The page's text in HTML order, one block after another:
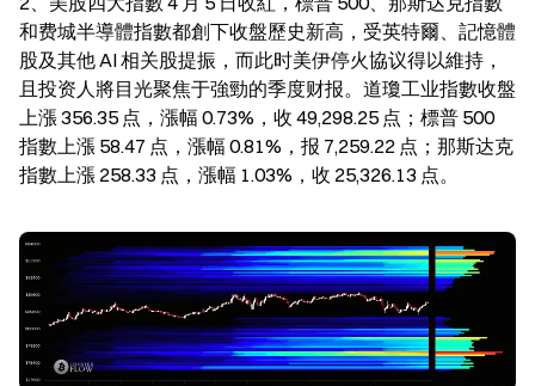
和费城半導體指數都創下收盤歷史新高，受英特爾、記憶體
股及其他 AI 相关股提振，而此时美伊停火協议得以維持，
且投资人將目光聚焦于強勁的季度财报。道瓊工业指數收盤
上漲 356.35 点，漲幅 0.73%，收 49,298.25 点；標普 500
指數上漲 58.47 点，漲幅 0.81%，报 7,259.22 点；那斯达克
指數上漲 258.33 点，漲幅 1.03%，收 25,326.13 点。